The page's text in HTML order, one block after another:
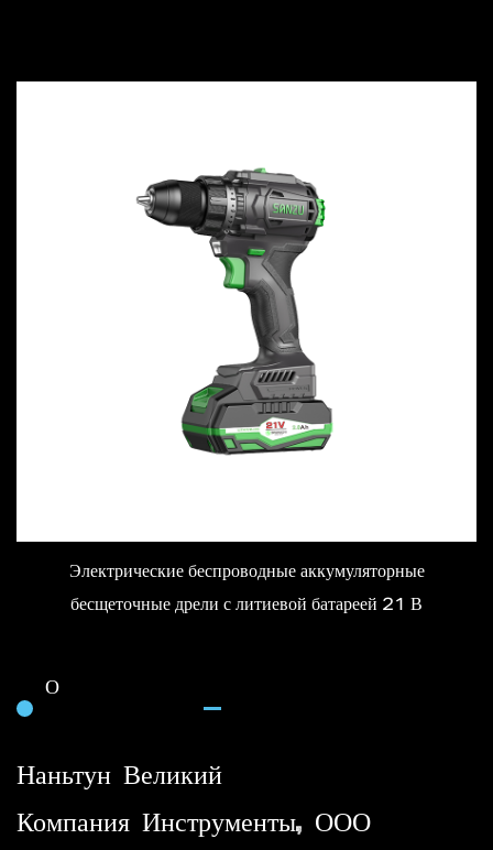
Электрические беспроводные аккумуляторные
бесщеточные дрели с литиевой батареей 21 В
О
Наньтун Великий
Компания Инструменты, ООО